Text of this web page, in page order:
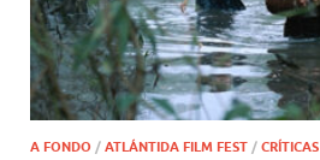
A FONDO / ATLÁNTIDA FILM FEST / CRÍTICAS